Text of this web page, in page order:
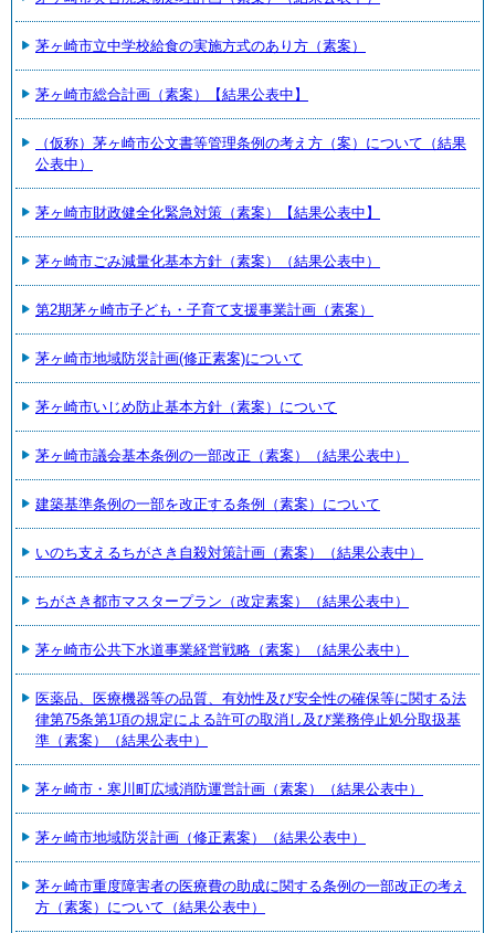
茅ヶ崎市立中学校給食の実施方式のあり方（素案）
茅ヶ崎市総合計画（素案）【結果公表中】
（仮称）茅ヶ崎市公文書等管理条例の考え方（案）について（結果
公表中）
茅ヶ崎市財政健全化緊急対策（素案）【結果公表中】
茅ヶ崎市ごみ減量化基本方針（素案）（結果公表中）
第2期茅ヶ崎市子ども・子育て支援事業計画（素案）
茅ヶ崎市地域防災計画(修正素案)について
茅ヶ崎市いじめ防止基本方針（素案）について
茅ヶ崎市議会基本条例の一部改正（素案）（結果公表中）
建築基準条例の一部を改正する条例（素案）について
いのち支えるちがさき自殺対策計画（素案）（結果公表中）
ちがさき都市マスタープラン（改定素案）（結果公表中）
茅ヶ崎市公共下水道事業経営戦略（素案）（結果公表中）
医薬品、医療機器等の品質、有効性及び安全性の確保等に関する法
律第75条第1項の規定による許可の取消し及び業務停止処分取扱基
準（素案）（結果公表中）
茅ヶ崎市・寒川町広域消防運営計画（素案）（結果公表中）
茅ヶ崎市地域防災計画（修正素案）（結果公表中）
茅ヶ崎市重度障害者の医療費の助成に関する条例の一部改正の考え
方（素案）について（結果公表中）